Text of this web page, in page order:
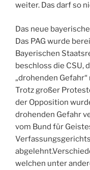
weiter. Das darf so
Das neue
Das PAG wurde
Bayerischen
beschloss die CSU,
„drohenden
Trotz großer
der Opposition
drohenden Gefahr
vom Bund für
welchen unter